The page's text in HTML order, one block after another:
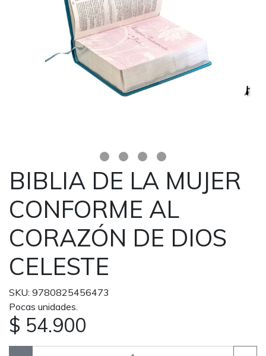
BIBLIA DE LA MUJER
CONFORME AL
CORAZÓN DE DIOS
CELESTE
SKU: 9780825456473
Pocas unidades.
$ 54.900